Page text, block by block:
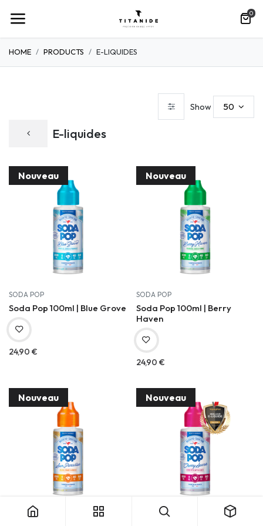
0
HOME PRODUCTS E-LIQUIDES
E-liquides
Show 50
Nouveau
SODA POP
Soda Pop 100ml | Blue Grove
24,90 €
Nouveau
SODA POP
Soda Pop 100ml | Berry
Haven
24,90 €
Nouveau
SODA POP
Nouveau
SODA POP